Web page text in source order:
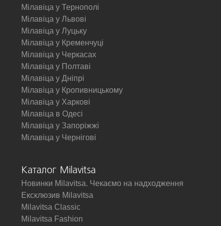
Мілавіца у Тернополі
Мілавіца у Львові
Мілавіца у Луцьку
Мілавіца у Кременчуці
Мілавіца у Черкасах
Мілавіца у Полтаві
Мілавіца у Дніпрі
Мілавіца у Кропивницькому
Мілавіца у Харкові
Мілавіца в Одесі
Мілавіца у Запоріжжі
Мілавіца у Чернігові
Каталог Milavitsa
Новинки Milavitsa. Чекаємо на надходження
Ексклюзив Milavitsa
Milavitsa Classic
Milavitsa Fashion